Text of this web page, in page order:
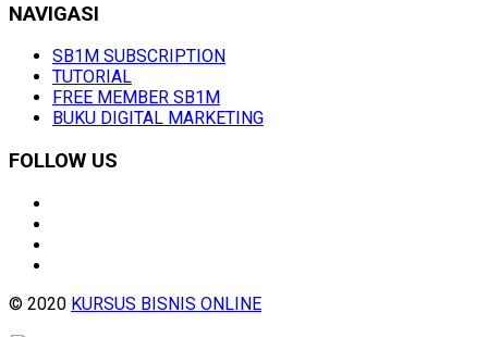
NAVIGASI
SB1M SUBSCRIPTION
TUTORIAL
FREE MEMBER SB1M
BUKU DIGITAL MARKETING
FOLLOW US
© 2020 KURSUS BISNIS ONLINE